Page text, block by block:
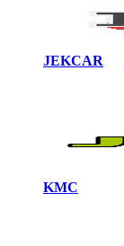
JEKCAR
KMC